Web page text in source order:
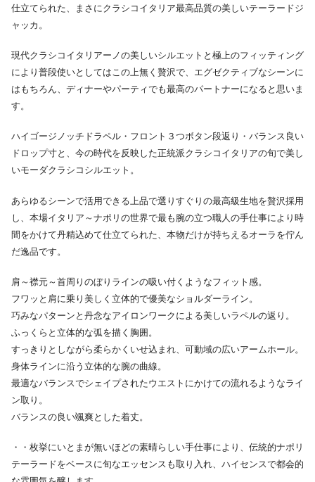
仕立てられた、まさにクラシコイタリア最高品質の美しいテーラードジ
ャッカ。
現代クラシコイタリアーノの美しいシルエットと極上のフィッティング
により普段使いとしてはこの上無く贅沢で、エグゼクティブなシーンに
はもちろん、ディナーやパーティでも最高のパートナーになると思いま
す。
ハイゴージノッチドラペル・フロント３つボタン段返り・バランス良い
ドロップ寸と、今の時代を反映した正統派クラシコイタリアの旬で美し
いモーダクラシコシルエット。
あらゆるシーンで活用できる上品で選りすぐりの最高級生地を贅沢採用
し、本場イタリア～ナポリの世界で最も腕の立つ職人の手仕事により時
間をかけて丹精込めて仕立てられた、本物だけが持ちえるオーラを佇ん
だ逸品です。
肩～襟元～首周りのぼりラインの吸い付くようなフィット感。
フワッと肩に乗り美しく立体的で優美なショルダーライン。
巧みなパターンと丹念なアイロンワークによる美しいラペルの返り。
ふっくらと立体的な弧を描く胸囲。
すっきりとしながら柔らかくいせ込まれ、可動域の広いアームホール。
身体ラインに沿う立体的な腕の曲線。
最適なバランスでシェイプされたウエストにかけての流れるようなライ
ン取り。
バランスの良い颯爽とした着丈。
・・枚挙にいとまが無いほどの素晴らしい手仕事により、伝統的ナポリ
テーラードをベースに旬なエッセンスも取り入れ、ハイセンスで都会的